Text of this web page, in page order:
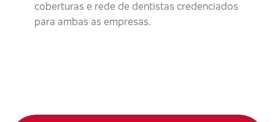
coberturas e rede de dentistas credenciados
para ambas as empresas.